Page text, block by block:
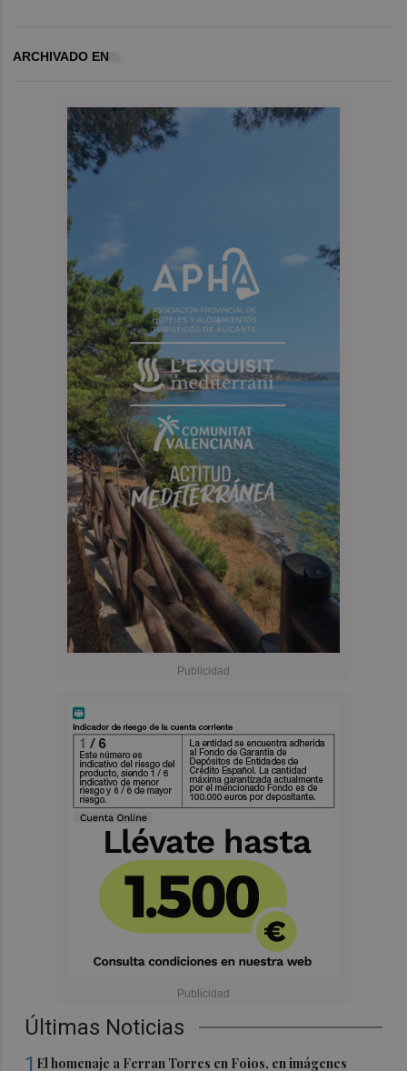
Últimas Noticias
1 El homenaje a Ferran Torres en Foios, en imágenes
ARCHIVADO EN